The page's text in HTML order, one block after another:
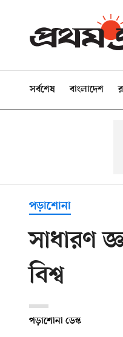
সর্বশেষ বাংলাদেশ
পড়াশোনা
সাধারণ
বিশ্ব
পড়াশোনা ডেস্ক